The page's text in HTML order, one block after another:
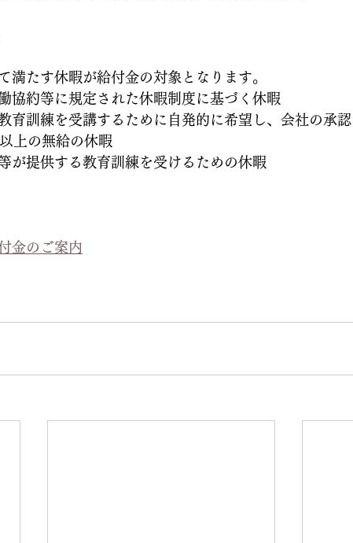
たす休暇が給付金の対象となります。
約等に規定された休暇制度に基づく休暇
訓練を受講するために自発的に希望し、会社の承認
の無給の休暇
提供する教育訓練を受けるための休暇
金のご案内